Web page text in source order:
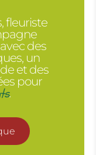
fleuriste
des
un
et des
pour
.